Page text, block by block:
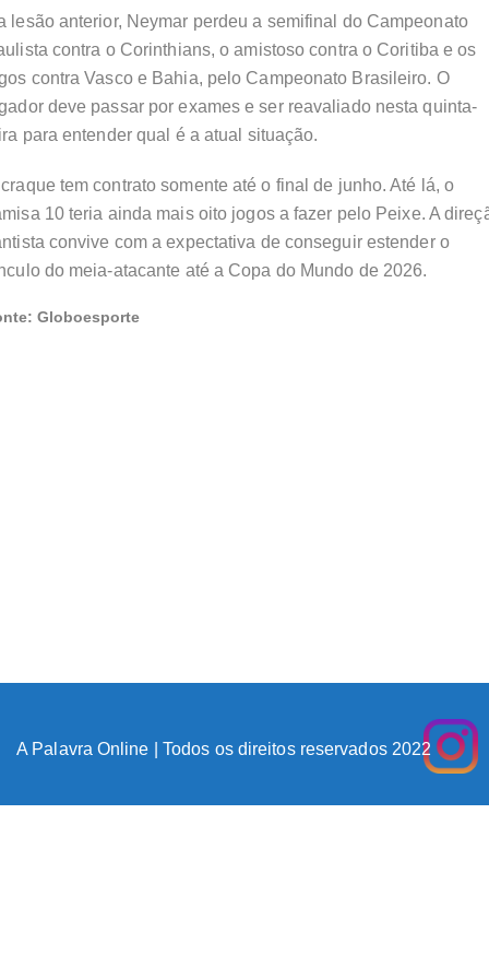
lesão anterior, Neymar perdeu a semifinal do Campeonato
contra o Corinthians, o amistoso contra o Coritiba e os
contra Vasco e Bahia, pelo Campeonato Brasileiro. O
deve passar por exames e ser reavaliado nesta quinta-
para entender qual é a atual situação.
tem contrato somente até o final de junho. Até lá, o
10 teria ainda mais oito jogos a fazer pelo Peixe. A
convive com a expectativa de conseguir estender o
do meia-atacante até a Copa do Mundo de 2026.
Globoesporte
A Palavra Online | Todos os direitos reservados 2022